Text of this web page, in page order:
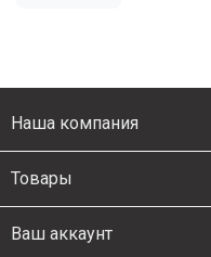
Наша компания
Товары
Ваш аккаунт